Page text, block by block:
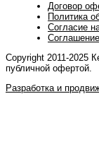
Договор
Политика
Согласие
Copyright 2011-2025
публичной офертой.
Разработка и